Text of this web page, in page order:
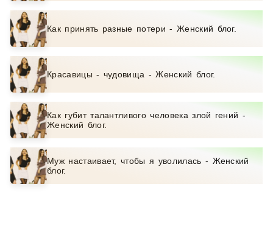
Как принять разные потери - Женский блог.
Красавицы - чудовища - Женский блог.
Как губит талантливого человека злой гений -
Женский блог.
Муж настаивает, чтобы я уволилась - Женский
блог.